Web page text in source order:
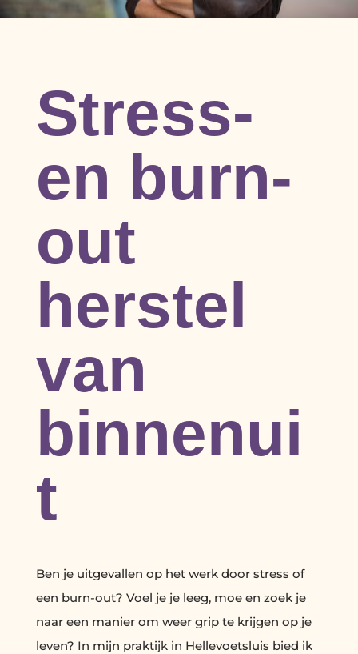
Stress-
en burn-
out
herstel
van
binnenui
t
Ben je uitgevallen op het werk door stress of
een burn-out? Voel je je leeg, moe en zoek je
naar een manier om weer grip te krijgen op je
leven? In mijn praktijk in Hellevoetsluis bied ik